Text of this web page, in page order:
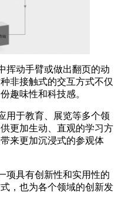
挥动手臂或做出翻页的动
非接触式的交互方式不仅
趣味性和科技感。
用于教育、展览等多个领
更加生动、直观的学习方
来更加沉浸式的参观体
项具有创新性和实用性的
，也为各个领域的创新发